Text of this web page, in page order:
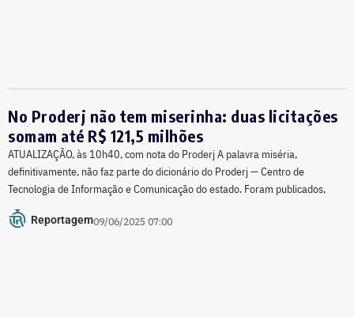
No Proderj não tem miserinha: duas licitações
somam até R$ 121,5 milhões
ATUALIZAÇÃO, às 10h40, com nota do Proderj A palavra miséria,
definitivamente, não faz parte do dicionário do Proderj — Centro de
Tecnologia de Informação e Comunicação do estado. Foram publicados,
Reportagem09/06/2025 07:00